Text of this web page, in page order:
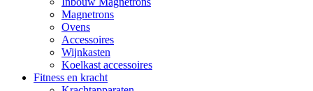
Magnetrons
Ovens
Accessoires
Wijnkasten
Koelkast accessoires
Fitness en kracht